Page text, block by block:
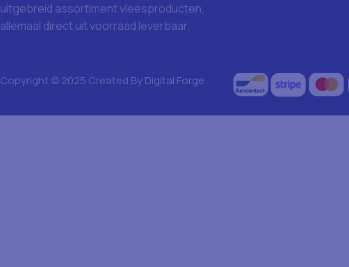
uitgebreid assortiment vleesproducten,
allemaal direct uit voorraad leverbaar.
Copyright © 2025 Created ByDigital Forge